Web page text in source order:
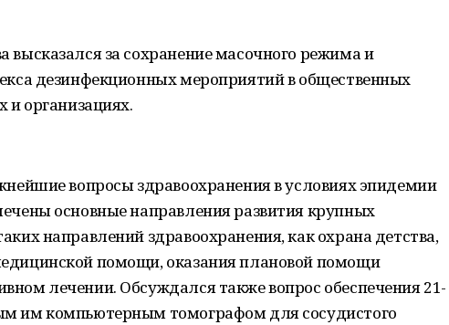
высказался за сохранение масочного режима и
дезинфекционных мероприятий в общественных
и организациях.
вопросы здравоохранения в условиях эпидемии
основные направления развития крупных
направлений здравоохранения, как охрана детства,
помощи, оказания плановой помощи
лечении. Обсуждался также вопрос обеспечения 21-
им компьютерным томографом для сосудистого